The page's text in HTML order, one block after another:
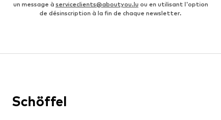
un message à serviceclients@aboutyou.lu ou en utilisant l'option
de désinscription à la fin de chaque newsletter.
Schöffel